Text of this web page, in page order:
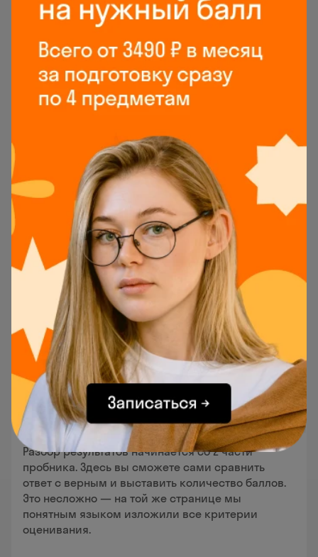
Слева — все задания пробника по порядку. Их
можно переключать здесь же или нажатием
кнопки Следующее задание. Как и на реальном
экзамене, задания можно выполнять по очереди
помогут кнопкиПоказать следующие
Показать
предыдущие.
Если задание даётся трудно, перейдите к
следующему. Позже можно будет вернуться к
пропущенным, если останется время. По
окончании теста можно не дожидаться, пока
сработает таймер, и нажать
Завершить тест
Тогда тренажёр перейдёт к проверке
результатов.
Разбор результатов начинается со 2 части
пробника. Здесь вы сможете сами сравнить
ответ с верным и выставить количество баллов.
Это несложно — на той же странице мы
понятным языком изложили все критерии
оценивания.